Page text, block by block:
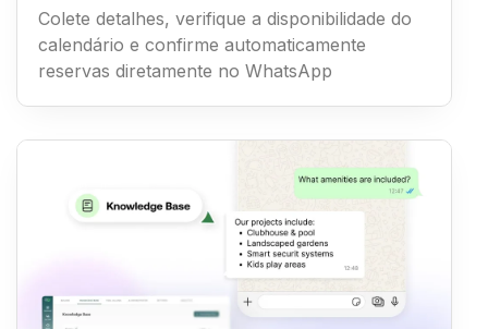
Colete detalhes, verifique a disponibilidade do
calendário e confirme automaticamente
reservas diretamente no WhatsApp